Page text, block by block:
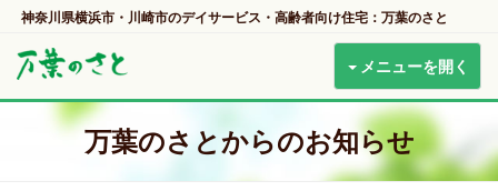
神奈川県横浜市・川崎市のデイサービス・高齢者向け住宅：万葉のさと
メニューを開く
万葉のさとからのお知らせ